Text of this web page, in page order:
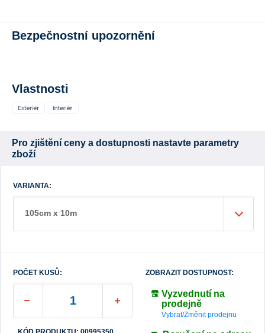
Bezpečnostní upozornění
Vlastnosti
Pro zjištění ceny a dostupnosti nastavte parametry
zboží
VARIANTA:
105cm x 10m
POČET KUSŮ: ZOBRAZIT DOSTUPNOST:
Vyzvednutí na
prodejně
Vybrat/Změnit prodejnu